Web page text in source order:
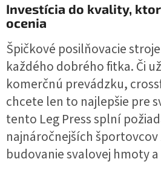
Investícia do kvality,
ocenia
Špičkové posilňovacie
každého dobrého fitka. Či
komerčnú prevádzku,
chcete len to najlepšie pre
tento Leg Press splní
najnáročnejších
budovanie svalovej hmoty a